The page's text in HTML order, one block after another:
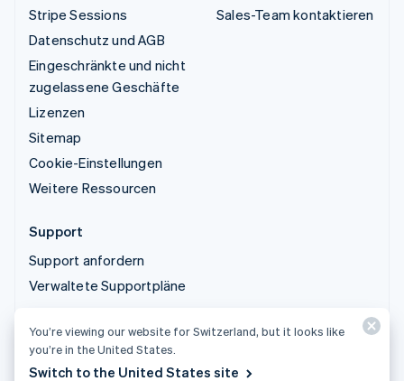
Stripe Sessions
Datenschutz und AGB
Eingeschränkte und nicht
zugelassene Geschäfte
Lizenzen
Sitemap
Cookie-Einstellungen
Weitere Ressourcen
Sales-Team kontaktieren
Support
Support anfordern
Verwaltete Supportpläne
© 2026 Stripe, LLC
You’re viewing our website for Switzerland, but it looks like
you’re in the United States.
Switch to the United States site